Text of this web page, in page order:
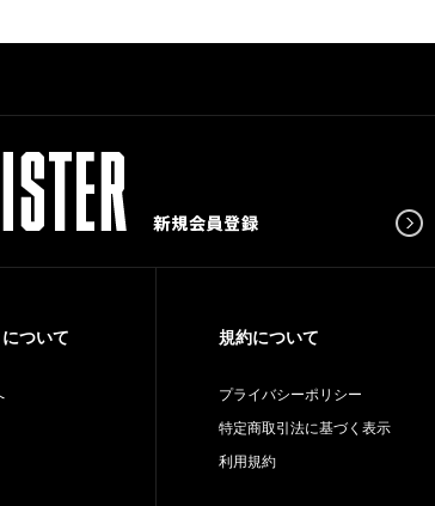
ついて 規約について
プライバシーポリシー
特定商取引法に基づく表示
利用規約